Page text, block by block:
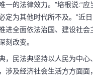
一的法律效力。”培根说:“
定为其他时代所不及。”近
进全面依法治国、建设社
刻改变。
，民法典坚持以人民为中
涉及经济社会生活方方面